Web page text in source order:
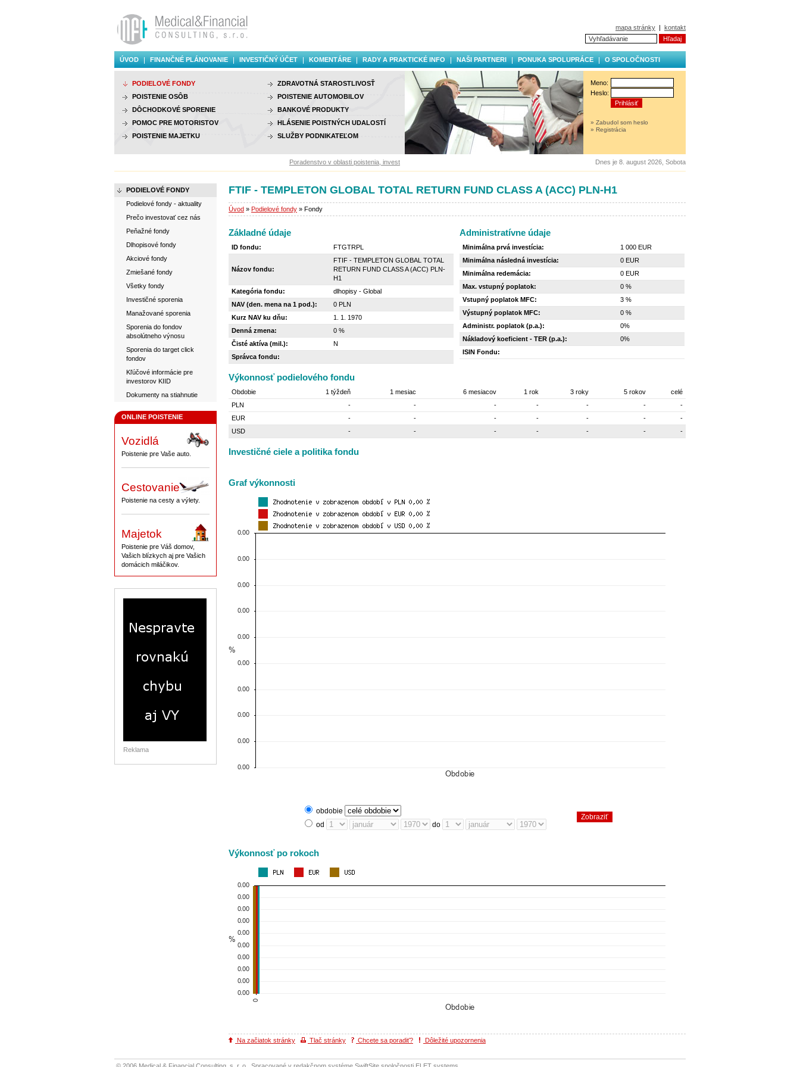
mapa stránky | kontakt
ÚVOD FINANČNÉ PLÁNOVANIE INVESTIČNÝ ÚČET KOMENTÁRE RADY A PRAKTICKÉ INFO NAŠI PARTNERI PONUKA SPOLUPRÁCE O SPOLOČNOSTI
PODIELOVÉ FONDY
POISTENIE OSÔB
DÔCHODKOVÉ SPORENIE
POMOC PRE MOTORISTOV
POISTENIE MAJETKU
ZDRAVOTNÁ STAROSTLIVOSŤ
POISTENIE AUTOMOBILOV
BANKOVÉ PRODUKTY
HLÁSENIE POISTNÝCH UDALOSTÍ
SLUŽBY PODNIKATEĽOM
Meno:
Heslo:
» Zabudol som heslo
» Registrácia
Poradenstvo v oblasti poistenia, investovania a finančných služieb. Dnes je 8. august 2026, Sobota
PODIELOVÉ FONDY
Podielové fondy - aktuality
Prečo investovať cez nás
Peňažné fondy
Dlhopisové fondy
Akciové fondy
Zmiešané fondy
Všetky fondy
Investičné sporenia
Manažované sporenia
Sporenia do fondov
absolútneho výnosu
Sporenia do target click
fondov
Kľúčové informácie pre
investorov KIID
Dokumenty na stiahnutie
ONLINE POISTENIE
Vozidlá
Poistenie pre Vaše auto.
Cestovanie
Poistenie na cesty a výlety.
Majetok
Poistenie pre Váš domov,
Vašich blízkych aj pre Vašich
domácich miláčikov.
Reklama
FTIF - TEMPLETON GLOBAL TOTAL RETURN FUND CLASS A (ACC) PLN-H1
Úvod » Podielové fondy » Fondy
Základné údaje
ID fondu: FTGTRPL
Názov fondu:
FTIF - TEMPLETON GLOBAL TOTAL
RETURN FUND CLASS A (ACC) PLN-
H1
Kategória fondu:
dlhopisy - Global
NAV (den. mena na 1 pod.):
0 PLN
Kurz NAV ku dňu:
1. 1. 1970
Denná zmena:
0 %
Čisté aktíva (mil.):
N
Správca fondu:
Administratívne údaje
Minimálna prvá investícia:
1 000 EUR
Minimálna následná investícia:
0 EUR
Minimálna redemácia:
0 EUR
Max. vstupný poplatok:
0 %
Vstupný poplatok MFC:
3 %
Výstupný poplatok MFC:
0 %
Administr. poplatok (p.a.):
0%
Nákladový koeficient - TER (p.a.):
0%
ISIN Fondu:
Výkonnosť podielového fondu
Obdobie 1 týždeň 1 mesiac 6 mesiacov 1 rok 3 roky 5 rokov
celé
PLN
- - - - - -
-
EUR
- - - - - -
-
USD
- - - - - - -
Investičné ciele a politika fondu
Graf výkonnosti
obdobie
od
do
Výkonnosť po rokoch
Na začiatok stránky Tlač stránky Chcete sa poradiť? Dôležité upozornenia